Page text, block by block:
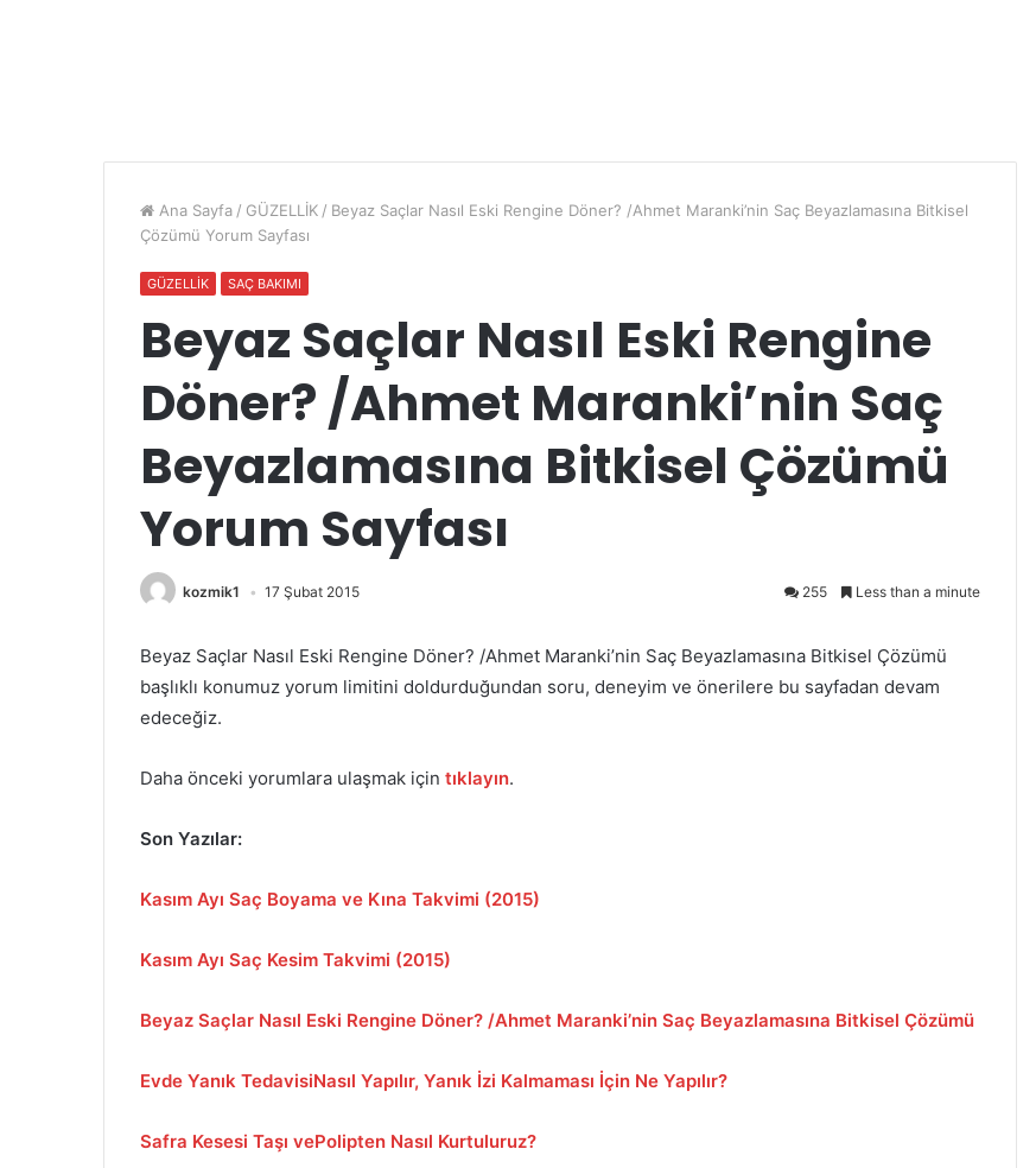
Ana Sayfa / GÜZELLİK / Beyaz Saçlar Nasıl Eski Rengine Döner? /Ahmet Maranki’nin Saç Beyazlamasına Bitkisel
Çözümü Yorum Sayfası
GÜZELLİK SAÇ BAKIMI
Beyaz Saçlar Nasıl Eski Rengine
Döner? /Ahmet Maranki’nin Saç
Beyazlamasına Bitkisel Çözümü
Yorum Sayfası
kozmik1 17 Şubat 2015 255 Less than a minute
Beyaz Saçlar Nasıl Eski Rengine Döner? /Ahmet Maranki’nin Saç Beyazlamasına Bitkisel Çözümü
başlıklı konumuz yorum limitini doldurduğundan soru, deneyim ve önerilere bu sayfadan devam
edeceğiz.
Daha önceki yorumlara ulaşmak için tıklayın.
Son Yazılar:
Kasım Ayı Saç Boyama ve Kına Takvimi (2015)
Kasım Ayı Saç Kesim Takvimi (2015)
Beyaz Saçlar Nasıl Eski Rengine Döner? /Ahmet Maranki’nin Saç Beyazlamasına Bitkisel Çözümü
Evde Yanık TedavisiNasıl Yapılır, Yanık İzi Kalmaması İçin Ne Yapılır?
Safra Kesesi Taşı vePolipten Nasıl Kurtuluruz?